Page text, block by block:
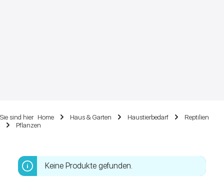
Sie sind hier Home Haus & Garten Haustierbedarf
Reptilien
Pflanzen
Keine Produkte gefunden.